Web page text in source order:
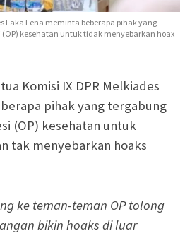
Laka Lena meminta beberapa pihak yang
kesehatan untuk tidak menyebarkan hoax
Komisi IX DPR Melkiades
pihak yang tergabung
(OP) kesehatan untuk
tak menyebarkan hoaks
ke teman-teman OP tolong
bikin hoaks di luar